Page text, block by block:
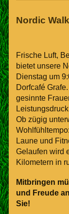
Nordic
Frische Luft,
bietet unsere
Dienstag um
Dorfcafé
gesinnte
Ob zügig
Laune und
Gelaufen wird
Kilometern in
Mitbringen
und Freude
Sie!